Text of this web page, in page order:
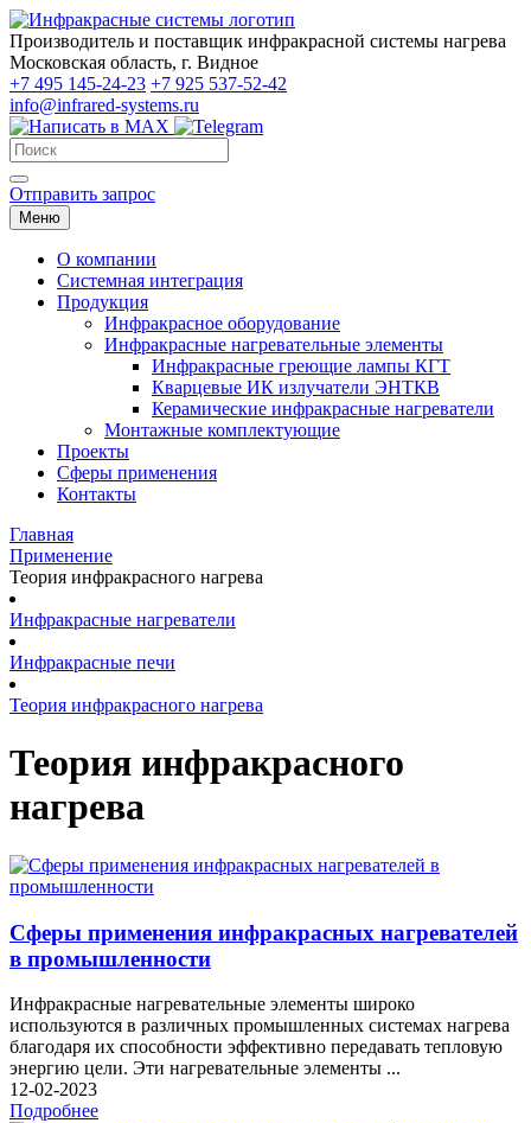
Производитель и поставщик инфракрасной системы нагрева
Московская область, г. Видное
+7 495 145-24-23 +7 925 537-52-42
info@infrared-systems.ru
Отправить запрос
Меню
О компании
Системная интеграция
Продукция
Инфракрасное оборудование
Инфракрасные нагревательные элементы
Инфракрасные греющие лампы КГТ
Кварцевые ИК излучатели ЭНТКВ
Керамические инфракрасные нагреватели
Монтажные комплектующие
Проекты
Сферы применения
Контакты
Главная
Применение
Теория инфракрасного нагрева
Инфракрасные нагреватели
Инфракрасные печи
Теория инфракрасного нагрева
Теория инфракрасного
нагрева
Сферы применения инфракрасных нагревателей
в промышленности
Инфракрасные нагревательные элементы широко
используются в различных промышленных системах нагрева
благодаря их способности эффективно передавать тепловую
энергию цели. Эти нагревательные элементы ...
12-02-2023
Подробнее